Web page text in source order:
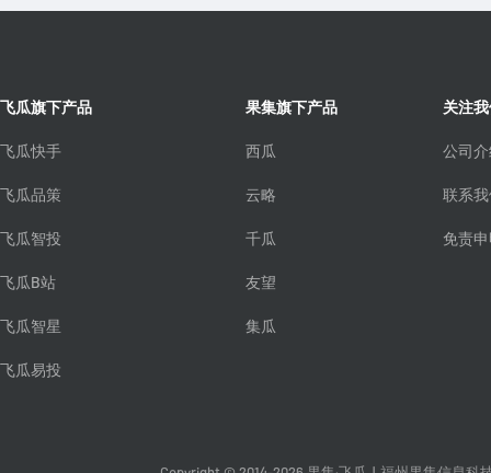
飞瓜旗下产品
飞瓜快手
飞瓜品策
飞瓜智投
飞瓜B站
飞瓜智星
飞瓜易投
果集旗下产品
西瓜
云略
千瓜
友望
集瓜
关注
公司
联系
免责